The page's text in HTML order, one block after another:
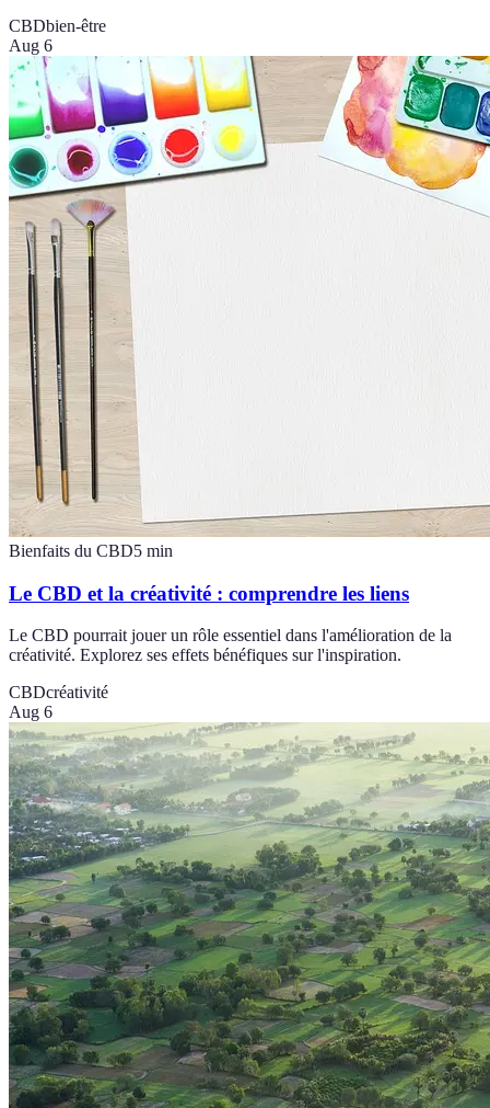
CBDbien-être
Aug 6
Bienfaits du CBD5 min
Le CBD et la créativité : comprendre les liens
Le CBD pourrait jouer un rôle essentiel dans l'amélioration de la
créativité. Explorez ses effets bénéfiques sur l'inspiration.
CBDcréativité
Aug 6